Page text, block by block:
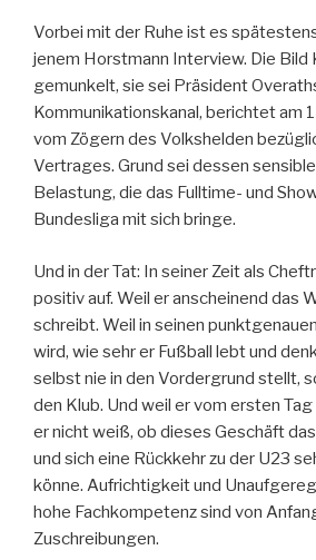
Vorbei mit der Ruhe ist es
jenem Horstmann Interview. Die Bild
gemunkelt, sie sei Präsident
Kommunikationskanal, berichtet am
vom Zögern des Volkshelden
Vertrages. Grund sei dessen
Belastung, die das Fulltime- und
Bundesliga mit sich bringe.
Und in der Tat: In seiner Zeit als
positiv auf. Weil er anscheinend das
schreibt. Weil in seinen
wird, wie sehr er Fußball lebt und
selbst nie in den Vordergrund stellt,
den Klub. Und weil er vom ersten
er nicht weiß, ob dieses Geschäft
und sich eine Rückkehr zu der U23
könne. Aufrichtigkeit und
hohe Fachkompetenz sind von
Zuschreibungen.